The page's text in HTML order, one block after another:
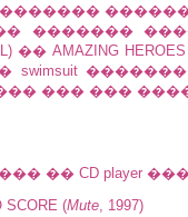
�������
��
��� ���
�� CD player
SCORE (Mute, 1997)